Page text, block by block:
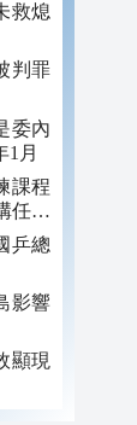
救熄
判罪
委內
1月
課程
任職
乒總
影響
顯現